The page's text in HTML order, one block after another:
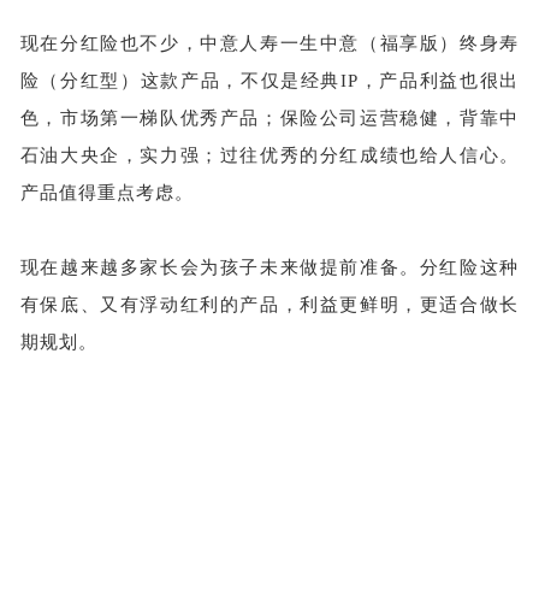
现在分红险也不少，中意人寿一生中意（福享版）终身寿
险（分红型）这款产品，不仅是经典IP，产品利益也很出
色，市场第一梯队优秀产品；保险公司运营稳健，背靠中
石油大央企，实力强；过往优秀的分红成绩也给人信心。
产品值得重点考虑。
现在越来越多家长会为孩子未来做提前准备。分红险这种
有保底、又有浮动红利的产品，利益更鲜明，更适合做长
期规划。